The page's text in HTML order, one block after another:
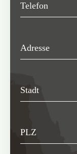
Telefon
Adresse
Stadt
PLZ